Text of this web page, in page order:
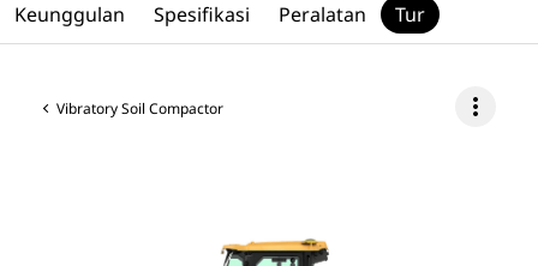
Vibratory Soil Compactor more_vert
Keunggulan Spesifikasi Peralatan Tur